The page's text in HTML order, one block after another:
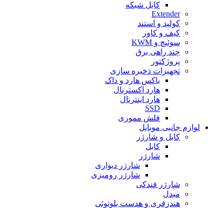
کابل شبکه
Extender
کولپد و استند
کیف و کاور
سوئیچ و KWM
چند راهی برق
پروژکتور
تجهیزات ذخیره سازی
باکس هارد و داک
هارد اکسترنال
هارد اینترنال
SSD
فلش مموری
لوازم جانبی موبایل
کابل و شارژر
کابل
شارژر
شارژر دیواری
شارژر رومیزی
شارژر فندکی
مبدل
هندزفری و هدست بلوتوثی